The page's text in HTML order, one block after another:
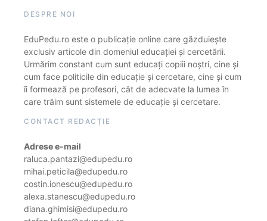
DESPRE NOI
EduPedu.ro este o publicație online care găzduiește
exclusiv articole din domeniul educației și cercetării.
Urmărim constant cum sunt educați copiii noștri, cine și
cum face politicile din educație și cercetare, cine și cum
îi formează pe profesori, cât de adecvate la lumea în
care trăim sunt sistemele de educație și cercetare.
CONTACT REDACȚIE
Adrese e-mail
raluca.pantazi@edupedu.ro
mihai.peticila@edupedu.ro
costin.ionescu@edupedu.ro
alexa.stanescu@edupedu.ro
diana.ghimisi@edupedu.ro